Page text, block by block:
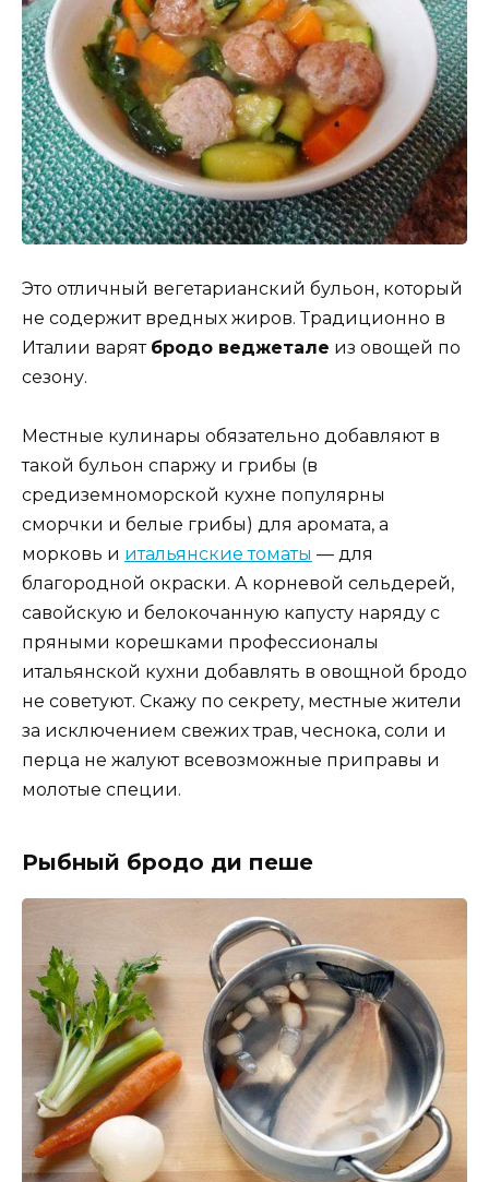
Это отличный вегетарианский бульон, который
не содержит вредных жиров. Традиционно в
Италии варят бродо веджетале из овощей по
сезону.
Местные кулинары обязательно добавляют в
такой бульон спаржу и грибы (в
средиземноморской кухне популярны
сморчки и белые грибы) для аромата, а
морковь и итальянские томаты — для
благородной окраски. А корневой сельдерей,
савойскую и белокочанную капусту наряду с
пряными корешками профессионалы
итальянской кухни добавлять в овощной бродо
не советуют. Скажу по секрету, местные жители
за исключением свежих трав, чеснока, соли и
перца не жалуют всевозможные приправы и
молотые специи.
Рыбный бродо ди пеше